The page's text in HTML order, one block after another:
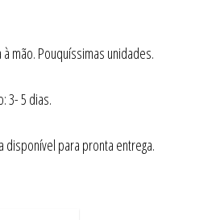
mão. Pouquíssimas unidades.
3- 5 dias.
disponível para pronta entrega.